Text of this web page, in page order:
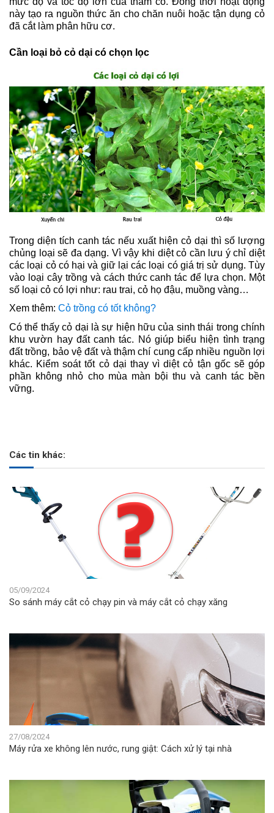
này tạo ra nguồn thức ăn cho chăn nuôi hoặc tận dụng cỏ
đã cắt làm phân hữu cơ.
Cần loại bỏ cỏ dại có chọn lọc
Trong diện tích canh tác nếu xuất hiện cỏ dại thì số lượng
chủng loại sẽ đa dạng. Vì vậy khi diệt cỏ cần lưu ý chỉ diệt
các loại cỏ có hại và giữ lại các loại có giá trị sử dụng. Tùy
vào loại cây trồng và cách thức canh tác để lựa chọn. Một
số loại cỏ có lợi như: rau trai, cỏ họ đậu, muồng vàng…
Xem thêm: Cỏ trồng có tốt không?
Có thể thấy cỏ dại là sự hiện hữu của sinh thái trong chính
khu vườn hay đất canh tác. Nó giúp biểu hiện tình trạng
đất trồng, bảo vệ đất và thậm chí cung cấp nhiều nguồn lợi
khác. Kiểm soát tốt cỏ dại thay vì diệt cỏ tận gốc sẽ góp
phần không nhỏ cho mùa màn bội thu và canh tác bền
vững.
Các tin khác:
05/09/2024
So sánh máy cắt cỏ chạy pin và máy cắt cỏ chạy xăng
27/08/2024
Máy rửa xe không lên nước, rung giật: Cách xử lý tại nhà